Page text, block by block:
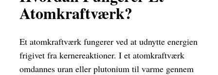
Atomkraftværk?
Et atomkraftværk fungerer ved at udnytte energien
frigivet fra kernereaktioner. I et atomkraftværk
omdannes uran eller plutonium til varme gennem